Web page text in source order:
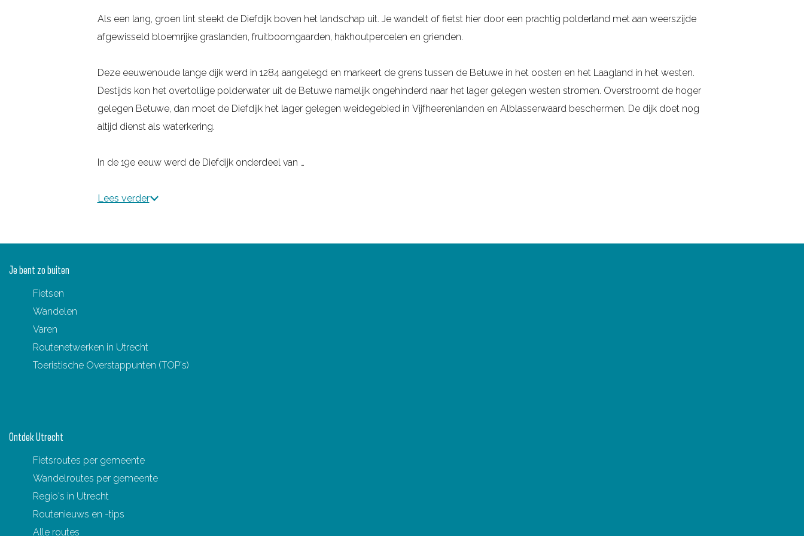
Als een lang, groen lint steekt de Diefdijk boven het landschap uit. Je wandelt of fietst hier door een prachtig polderland met aan weerszijde
afgewisseld bloemrijke graslanden, fruitboomgaarden, hakhoutpercelen en grienden.
Deze eeuwenoude lange dijk werd in 1284 aangelegd en markeert de grens tussen de Betuwe in het oosten en het Laagland in het westen.
Destijds kon het overtollige polderwater uit de Betuwe namelijk ongehinderd naar het lager gelegen westen stromen. Overstroomt de hoger
gelegen Betuwe, dan moet de Diefdijk het lager gelegen weidegebied in Vijfheerenlanden en Alblasserwaard beschermen. De dijk doet nog
altijd dienst als waterkering.
In de 19e eeuw werd de Diefdijk onderdeel van …
Lees verder
Je bent zo buiten
Fietsen
Wandelen
Varen
Routenetwerken in Utrecht
Toeristische Overstappunten (TOP's)
Ontdek Utrecht
Fietsroutes per gemeente
Wandelroutes per gemeente
Regio's in Utrecht
Routenieuws en -tips
Alle routes